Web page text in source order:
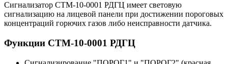
Сигнализатор СТМ-10-0001 РДГЦ имеет световую
сигнализацию на лицевой панели при достижении пороговых
концентраций горючих газов либо неисправности датчика.
Функции СТМ-10-0001 РДГЦ